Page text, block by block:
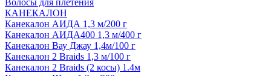
Волосы для плетения
КАНЕКАЛОН
Канекалон АИДА 1,3 м/200 г
Канекалон АИДА400 1,3 м/400 г
Канекалон Вау Джау 1,4м/100 г
Канекалон 2 Braids 1,3 м/100 г
Канекалон 2 Braids (2 косы) 1.4м